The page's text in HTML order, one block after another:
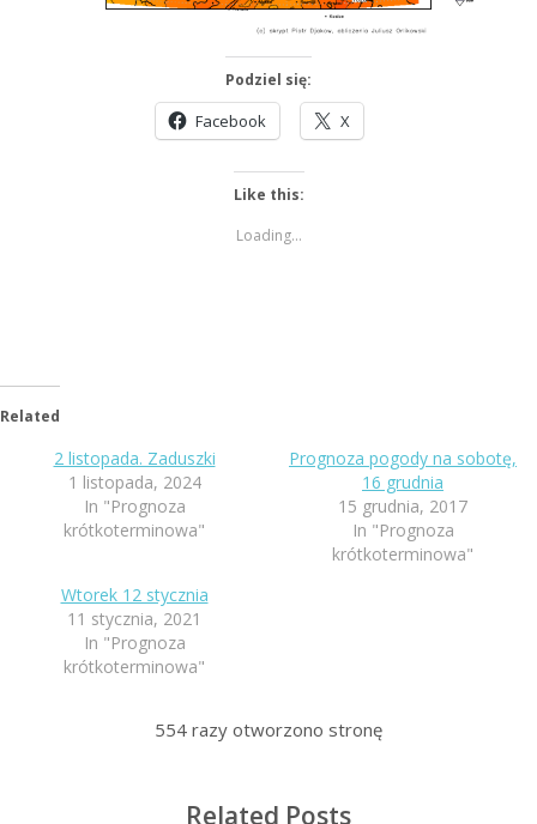
Podziel się:
Facebook X
Like this:
Loading...
Related
2 listopada. Zaduszki
1 listopada, 2024
In "Prognoza
krótkoterminowa"
Prognoza pogody na sobotę,
16 grudnia
15 grudnia, 2017
In "Prognoza
krótkoterminowa"
Wtorek 12 stycznia
11 stycznia, 2021
In "Prognoza
krótkoterminowa"
554 razy otworzono stronę
Related Posts